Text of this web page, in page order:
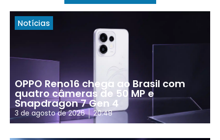
Notícias
OPPO Reno16 chega ao Brasil com
quatro câmeras de 50 MP e
Snapdragon 7 Gen 4
3 de agosto de 2026 20:48